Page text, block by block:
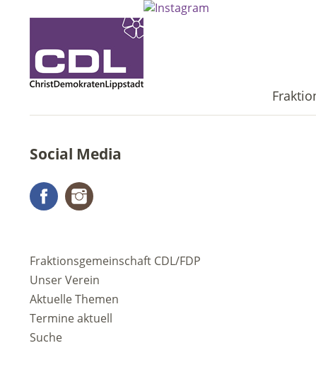
Social Media
Facebook
Fraktionsgemeinschaft CDL/FDP
Unser Verein
Aktuelle Themen
Termine aktuell
Suche